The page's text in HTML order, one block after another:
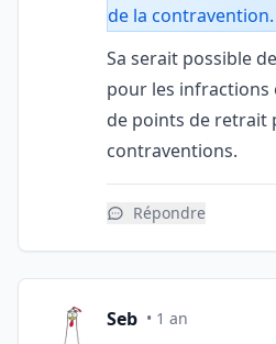
de la contravention.
Sa serait possible
pour les
de points de retrait
contraventions.
Répondre
Seb • 1 an